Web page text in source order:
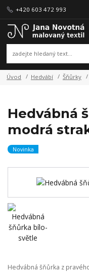
+420 603 472 993
Úvod Hedvábí Šňůrky
Hedvábná
modrá
Novinka
Hedvábná šňůrka z